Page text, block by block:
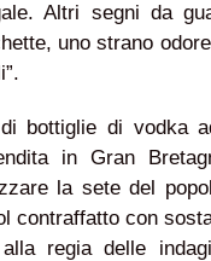
Altri segni da
uno strano
bottiglie di vodka
in Gran
la sete del
contraffatto con
regia delle